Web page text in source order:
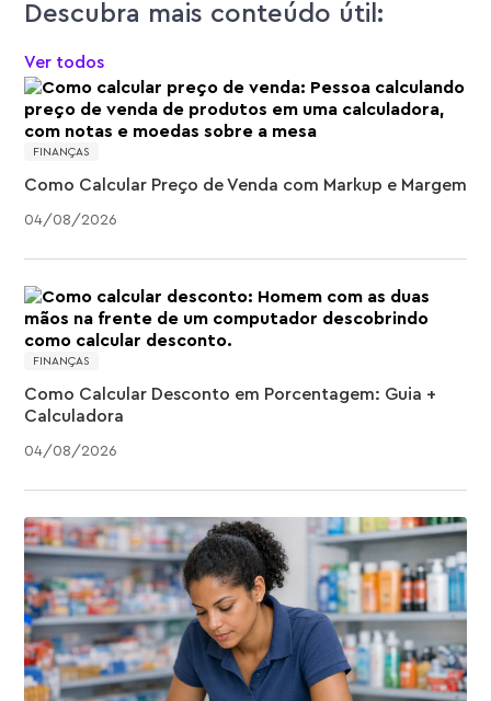
Descubra mais conteúdo útil:
Ver todos
FINANÇAS
04/08/2026
Como Calcular Preço de Venda com Markup e Margem
FINANÇAS
04/08/2026
Como Calcular Desconto em Porcentagem: Guia +
Calculadora